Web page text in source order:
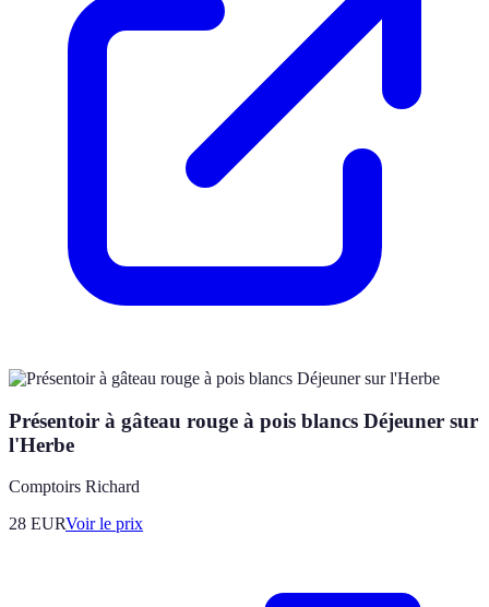
Présentoir à gâteau rouge à pois blancs Déjeuner sur
l'Herbe
Comptoirs Richard
28 EURVoir le prix